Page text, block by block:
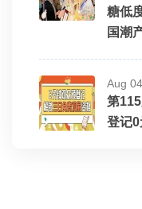
糖低
国潮
Aug
第
登记